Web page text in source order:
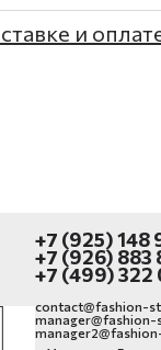
и
+7 (925) 148
+7 (926) 883
+7 (499) 322
contact@fashion-
manager@fashion-